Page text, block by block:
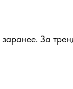
заранее. За